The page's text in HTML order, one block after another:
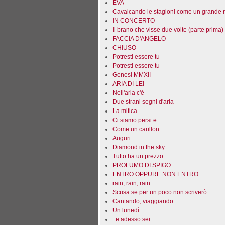
EVA
Cavalcando le stagioni come un grande
IN CONCERTO
Il brano che visse due volte (parte prima)
FACCIA D'ANGELO
CHIUSO
Potresti essere tu
Potresti essere tu
Genesi MMXII
ARIA DI LEI
Nell'aria c'è
Due strani segni d'aria
La mitica
Ci siamo persi e...
Come un carillon
Auguri
Diamond in the sky
Tutto ha un prezzo
PROFUMO DI SPIGO
ENTRO OPPURE NON ENTRO
rain, rain, rain
Scusa se per un poco non scriverò
Cantando, viaggiando..
Un lunedì
..e adesso sei...